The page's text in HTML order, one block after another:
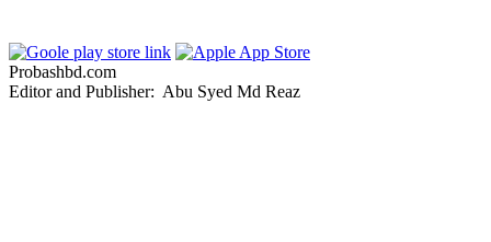
Probashbd.com
Editor and Publisher: Abu Syed Md Reaz